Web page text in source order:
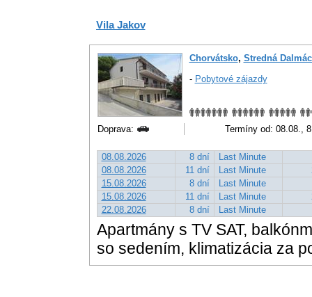
Vila Jakov
Chorvátsko, Stredná
- Pobytové zájazdy
Doprava: Termíny od: 08.08.,
08.08.2026 8 dní
Last Minute
08.08.2026
11 dní Last Minute
15.08.2026
8 dní
Last Minute
15.08.2026
11 dní Last Minute
22.08.2026
8 dní Last Minute
Apartmány s TV SAT,
so sedením, klimatizácia za